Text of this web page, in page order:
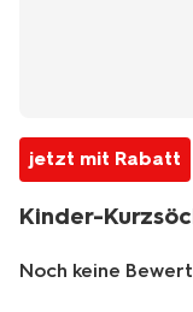
jetzt mit Rabatt
Kinder-
Noch keine